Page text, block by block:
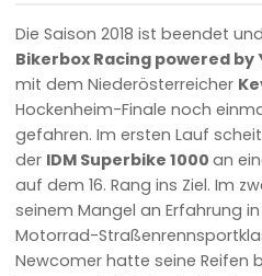
Die Saison 2018 ist beendet
Bikerbox Racing powered
mit dem Niederösterreicher
Hockenheim-Finale noch
gefahren. Im ersten Lauf
der IDM Superbike 1000an
auf dem 16. Rang ins Ziel. Im
seinem Mangel an Erfahrung
Motorrad-
Newcomer hatte seine Reifen